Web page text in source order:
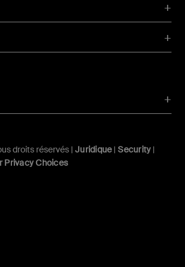
droits réservés | Juridique|Security |
Privacy Choices